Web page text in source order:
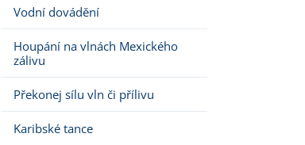
Vodní dovádění
Houpání na vlnách Mexického
zálivu
Překonej sílu vln či přílivu
Karibské tance